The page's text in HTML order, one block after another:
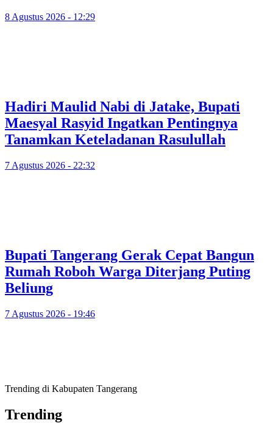
8 Agustus 2026 - 12:29
Hadiri Maulid Nabi di Jatake, Bupati
Maesyal Rasyid Ingatkan Pentingnya
Tanamkan Keteladanan Rasulullah
7 Agustus 2026 - 22:32
Bupati Tangerang Gerak Cepat Bangun
Rumah Roboh Warga Diterjang Puting
Beliung
7 Agustus 2026 - 19:46
Trending di Kabupaten Tangerang
Trending